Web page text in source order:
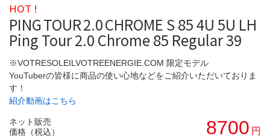
HOT !
PING TOUR 2.0 CHROME S 85 4U 5U LH
Ping Tour 2.0 Chrome 85 Regular 39
※VOTRESOLEILVOTREENERGIE.COM 限定モデル
YouTuberの皆様に商品の使い心地などをご紹介いただいておりま
す！
紹介動画はこちら
ネット販売
価格（税込）
8700 円